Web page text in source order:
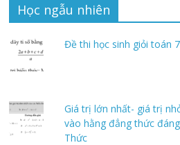
Học ngẫu nhiên
Đề thi học sinh giỏi toán
Giá trị lớn nhất- giá trị
vào hằng đẳng thức
Thức